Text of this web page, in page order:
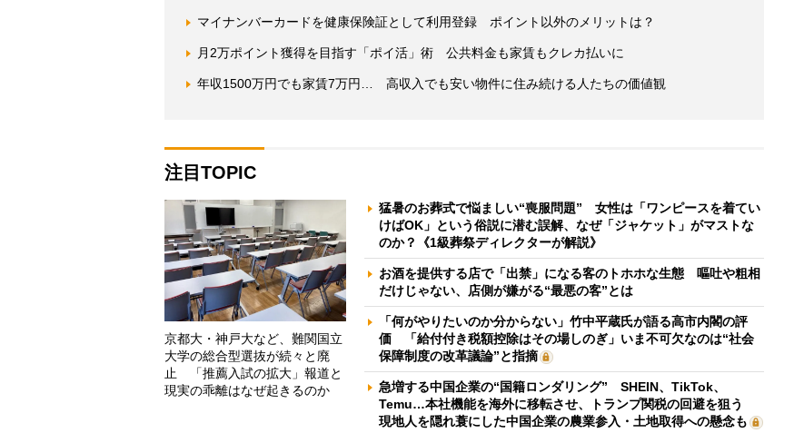
マイナンバーカードを健康保険証として利用登録 ポイント以外のメリットは？
月2万ポイント獲得を目指す「ポイ活」術 公共料金も家賃もクレカ払いに
年収1500万円でも家賃7万円… 高収入でも安い物件に住み続ける人たちの価値観
注目TOPIC
京都大・神戸大など、難関国立
大学の総合型選抜が続々と廃
止 「推薦入試の拡大」報道と
現実の乖離はなぜ起きるのか
猛暑のお葬式で悩ましい“喪服問題” 女性は「ワンピースを着てい
けばOK」という俗説に潜む誤解、なぜ「ジャケット」がマストな
のか？《1級葬祭ディレクターが解説》
お酒を提供する店で「出禁」になる客のトホホな生態 嘔吐や粗相
だけじゃない、店側が嫌がる“最悪の客”とは
「何がやりたいのか分からない」竹中平蔵氏が語る高市内閣の評
価 「給付付き税額控除はその場しのぎ」いま不可欠なのは“社会
保障制度の改革議論”と指摘
急増する中国企業の“国籍ロンダリング” SHEIN、TikTok、
Temu…本社機能を海外に移転させ、トランプ関税の回避を狙う
現地人を隠れ蓑にした中国企業の農業参入・土地取得への懸念も